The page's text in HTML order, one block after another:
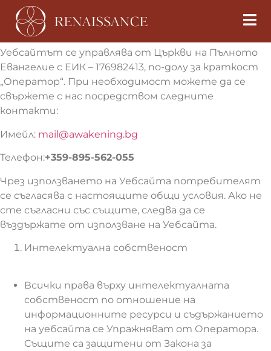
за използване на awakening.bg, по-долу за
краткост „уебсайта“.
Уебсайтът се управлява от Църкви на Пълното
Евангелие с ЕИК – 176982413, по-долу за краткост
„Оператор“. При необходимост можете да се
свържете с нас посредством следните
контакти:
Имейл: mail@awakening.bg
Телефон:+359-895-562-055
Чрез използването на Уебсайта потребителят
се съгласява с настоящите общи условия. Ако не
сте съгласни със същите, следва да се
въздържате от използване на Уебсайта.
Интелектуална собственост
Всички права върху интелектуалната
собственост по отношение на
информационните ресурси и съдържанието
на уебсайта се Упражняват от Оператора.
Същите са защитени от Закона за